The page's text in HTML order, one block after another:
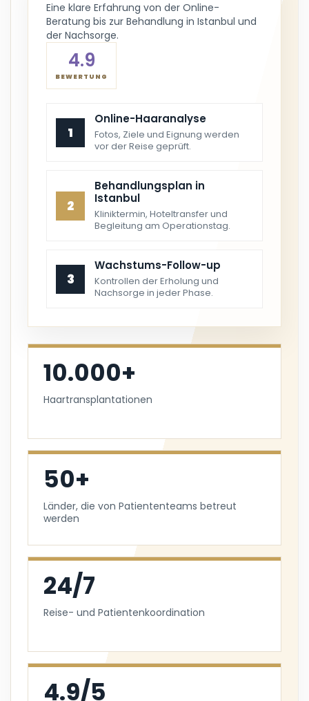
Eine klare Erfahrung von der Online-
Beratung bis zur Behandlung in Istanbul und
der Nachsorge.
4.9
BEWERTUNG
1
Online-Haaranalyse
Fotos, Ziele und Eignung werden
vor der Reise geprüft.
2
Behandlungsplan in
Istanbul
Kliniktermin, Hoteltransfer und
Begleitung am Operationstag.
3
Wachstums-Follow-up
Kontrollen der Erholung und
Nachsorge in jeder Phase.
10.000+
Haartransplantationen
50+
Länder, die von Patiententeams betreut
werden
24/7
Reise- und Patientenkoordination
4.9/5